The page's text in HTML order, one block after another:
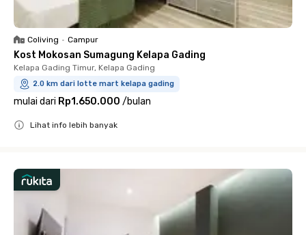
Coliving • Campur
Kost Mokosan Sumagung Kelapa Gading
Kelapa Gading Timur, Kelapa Gading
2.0 km dari lotte mart kelapa gading
mulai dari Rp1.650.000 /bulan
Lihat info lebih banyak